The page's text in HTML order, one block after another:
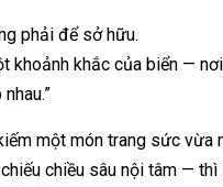
phải để sở hữu.
khoảnh khắc của biển —
một món trang sức vừa
chiều sâu nội tâm — thì